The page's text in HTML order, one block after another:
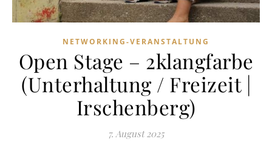
NETWORKING-VERANSTALTUNG
Open Stage – 2klangfarbe
(Unterhaltung / Freizeit |
Irschenberg)
7. August 2025